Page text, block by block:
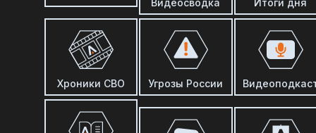
Хроники СВО Угрозы России